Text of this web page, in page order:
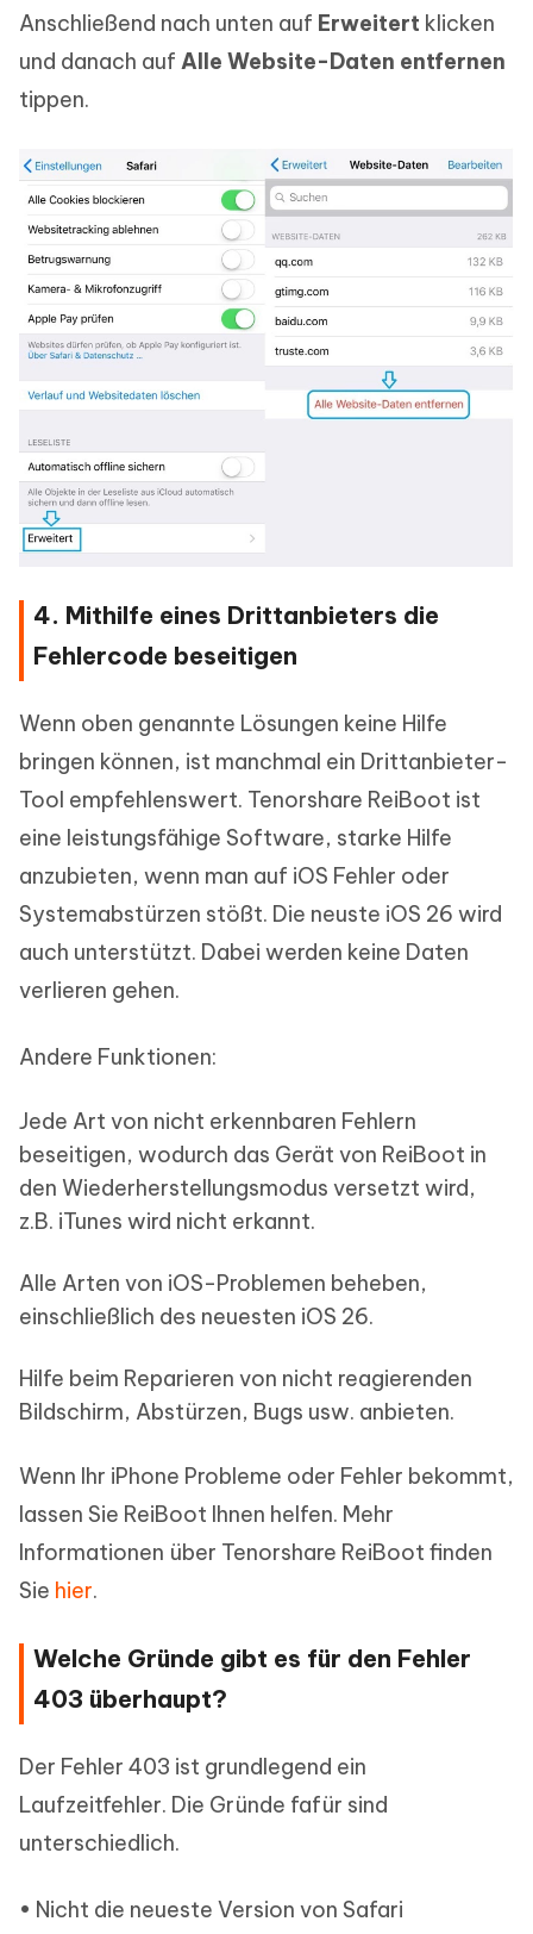
Anschließend nach unten auf Erweitert klicken
und danach auf Alle Website-Daten entfernen
tippen.
4. Mithilfe eines Drittanbieters die
Fehlercode beseitigen
Wenn oben genannte Lösungen keine Hilfe
bringen können, ist manchmal ein Drittanbieter-
Tool empfehlenswert. Tenorshare ReiBoot ist
eine leistungsfähige Software, starke Hilfe
anzubieten, wenn man auf iOS Fehler oder
Systemabstürzen stößt. Die neuste iOS 26 wird
auch unterstützt. Dabei werden keine Daten
verlieren gehen.
Andere Funktionen:
Jede Art von nicht erkennbaren Fehlern
beseitigen, wodurch das Gerät von ReiBoot in
den Wiederherstellungsmodus versetzt wird,
z.B. iTunes wird nicht erkannt.
Alle Arten von iOS-Problemen beheben,
einschließlich des neuesten iOS 26.
Hilfe beim Reparieren von nicht reagierenden
Bildschirm, Abstürzen, Bugs usw. anbieten.
Wenn Ihr iPhone Probleme oder Fehler bekommt,
lassen Sie ReiBoot Ihnen helfen. Mehr
Informationen über Tenorshare ReiBoot finden
Sie hier.
Welche Gründe gibt es für den Fehler
403 überhaupt?
Der Fehler 403 ist grundlegend ein
Laufzeitfehler. Die Gründe fafür sind
unterschiedlich.
• Nicht die neueste Version von Safari